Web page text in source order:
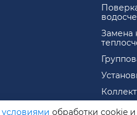
Замена
условиями обработки cookie и